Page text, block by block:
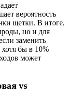
вероятность
щетки. В итоге,
но и для
заменить
бы в 10%
может
vs